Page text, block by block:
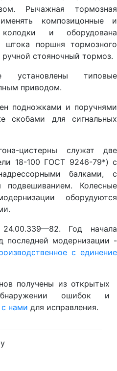
Рычажная тормозная
композицонные и
и оборудована
штока поршня тормозного
стояночный тормоз.
установлены типовые
приводом.
подножками и поручнями
скобами для сигнальных
цистерны служат две
18-100 ГОСТ 9246-79*) с
балками, с
подвешиванием. Колесные
оборудуются
Год начала
последней модернизации -
с единение
получены из открытых
ошибок и
нами для исправления.